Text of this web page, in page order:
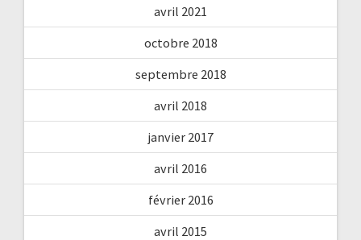
avril 2021
octobre 2018
septembre 2018
avril 2018
janvier 2017
avril 2016
février 2016
avril 2015